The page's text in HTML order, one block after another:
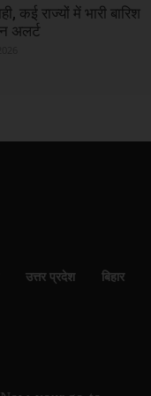
कई राज्यों में भारी बारिश
अलर्ट
उत्तर प्रदेश बिहार